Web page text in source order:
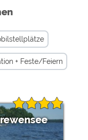
+ Feste/Feiern
Fluss + Campinghütten
See +